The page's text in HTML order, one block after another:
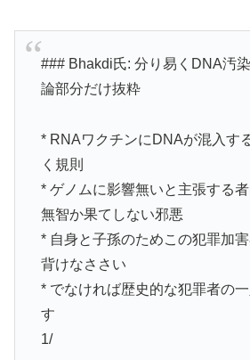
### Bhakdi氏: 分り易くDNA汚
論部分だけ抜粋
* RNAワクチンにDNAが混入す
く規則
* ゲノムに影響無いと主張する
無智か果てしない邪悪
* 自身と子孫のためこの犯罪加
背けなささい
* でなければ歴史的な犯罪者の
す
1/